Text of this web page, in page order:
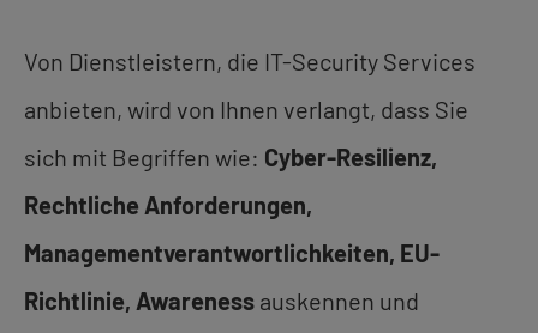
Von Dienstleistern, die IT-Security Services
anbieten, wird von Ihnen verlangt, dass Sie
sich mit Begriffen wie: Cyber-Resilienz,
Rechtliche Anforderungen,
Managementverantwortlichkeiten, EU-
Richtlinie, Awareness auskennen und